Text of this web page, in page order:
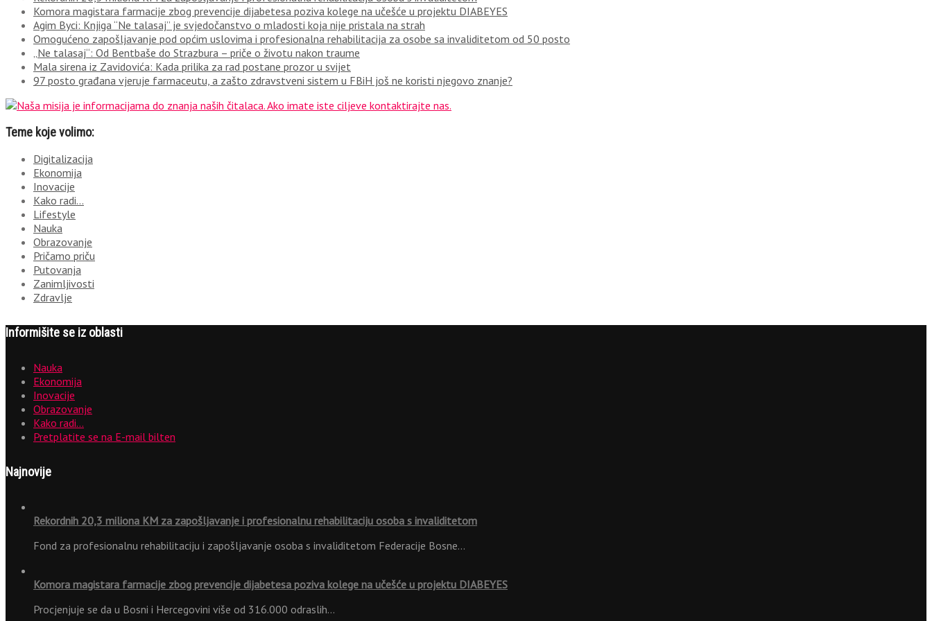
Komora magistara farmacije zbog prevencije dijabetesa poziva kolege na učešće u projektu DIABEYES
Agim Byci: Knjiga “Ne talasaj” je svjedočanstvo o mladosti koja nije pristala na strah
Omogućeno zapošljavanje pod općim uslovima i profesionalna rehabilitacija za osobe sa invaliditetom od 50 posto
„Ne talasaj“: Od Bentbaše do Strazbura – priče o životu nakon traume
Mala sirena iz Zavidovića: Kada prilika za rad postane prozor u svijet
97 posto građana vjeruje farmaceutu, a zašto zdravstveni sistem u FBiH još ne koristi njegovo znanje?
Teme koje volimo:
Digitalizacija
Ekonomija
Inovacije
Kako radi…
Lifestyle
Nauka
Obrazovanje
Pričamo priču
Putovanja
Zanimljivosti
Zdravlje
Informišite se iz oblasti
Nauka
Ekonomija
Inovacije
Obrazovanje
Kako radi…
Pretplatite se na E-mail bilten
Najnovije
Rekordnih 20,3 miliona KM za zapošljavanje i profesionalnu rehabilitaciju osoba s invaliditetom
Fond za profesionalnu rehabilitaciju i zapošljavanje osoba s invaliditetom Federacije Bosne…
Komora magistara farmacije zbog prevencije dijabetesa poziva kolege na učešće u projektu DIABEYES
Procjenjuje se da u Bosni i Hercegovini više od 316.000 odraslih…